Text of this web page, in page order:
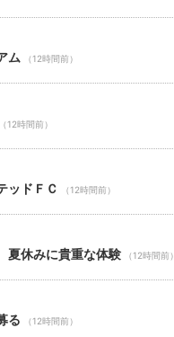
ム （12時間前）
（12時間前）
ドＦＣ （12時間前）
休みに貴重な体験 （12時間前）
る （12時間前）